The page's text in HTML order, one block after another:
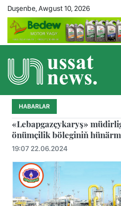
Duşenbe, Awgust 10, 2026
HABARLAR
«Lebapgazçykaryş»
önümçilik böleginiň
19:07 22.06.2024